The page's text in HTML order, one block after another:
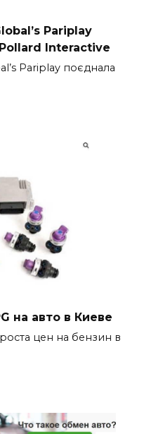
Pariplay
Interactive
Pariplay поєднала
на авто в Киеве
цен на бензин в